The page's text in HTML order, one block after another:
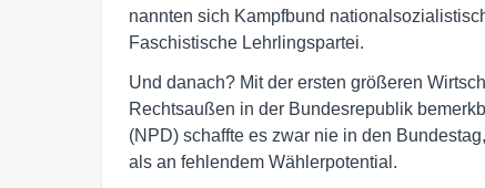
nannten sich Kampfbund
Faschistische Lehrlingspartei.
Und danach? Mit der ersten größeren
Rechtsaußen in der Bundesrepublik
(NPD) schaffte es zwar nie in den
als an fehlendem Wählerpotential.